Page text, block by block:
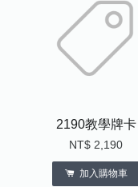
2190教學牌卡
NT$ 2,190
加入購物車